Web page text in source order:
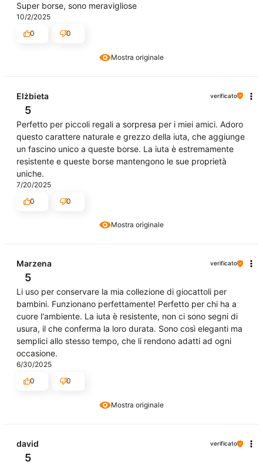
Mostra originale
Super borse, sono meravigliose
10/2/2025
0
0
Mostra originale
Elżbieta verificato
5
Perfetto per piccoli regali a sorpresa per i miei amici. Adoro
questo carattere naturale e grezzo della iuta, che aggiunge
un fascino unico a queste borse. La iuta è estremamente
resistente e queste borse mantengono le sue proprietà
uniche.
7/20/2025
0
0
Mostra originale
Marzena verificato
5
Li uso per conservare la mia collezione di giocattoli per
bambini. Funzionano perfettamente! Perfetto per chi ha a
cuore l'ambiente. La iuta è resistente, non ci sono segni di
usura, il che conferma la loro durata. Sono così eleganti ma
semplici allo stesso tempo, che li rendono adatti ad ogni
occasione.
6/30/2025
0
0
david verificato
5